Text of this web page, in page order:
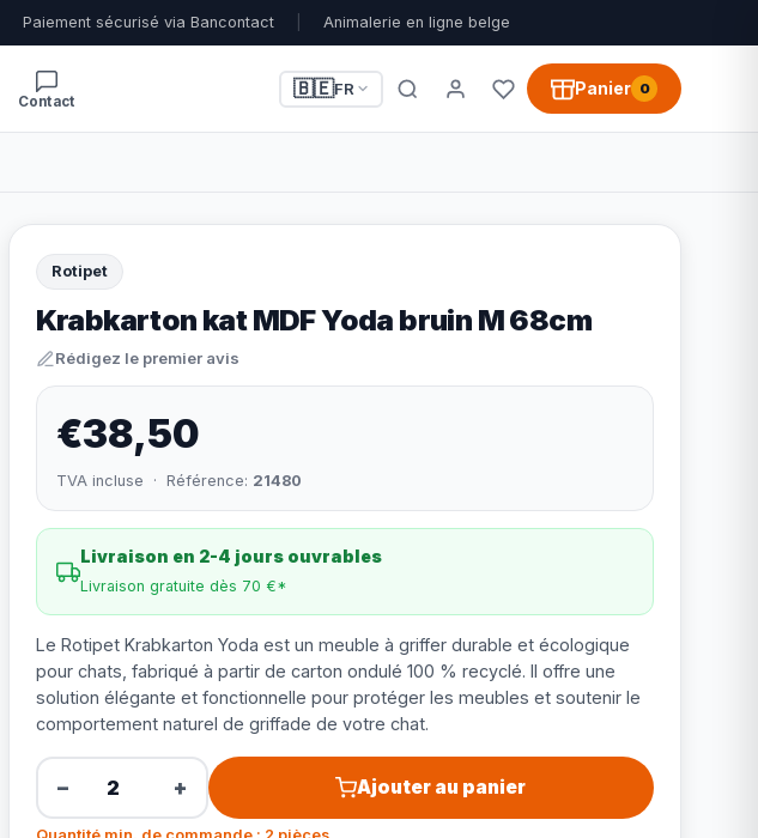
Paiement sécurisé via Bancontact Animalerie en ligne belge
Contact
🇧🇪FR Panier 0
Rotipet
Krabkarton kat MDF Yoda bruin M 68cm
Rédigez le premier avis
€38,50
TVA incluse · Référence: 21480
Livraison en 2-4 jours ouvrables
Livraison gratuite dès 70 €*
Le Rotipet Krabkarton Yoda est un meuble à griffer durable et écologique
pour chats, fabriqué à partir de carton ondulé 100 % recyclé. Il offre une
solution élégante et fonctionnelle pour protéger les meubles et soutenir le
comportement naturel de griffade de votre chat.
− + Ajouter au panier